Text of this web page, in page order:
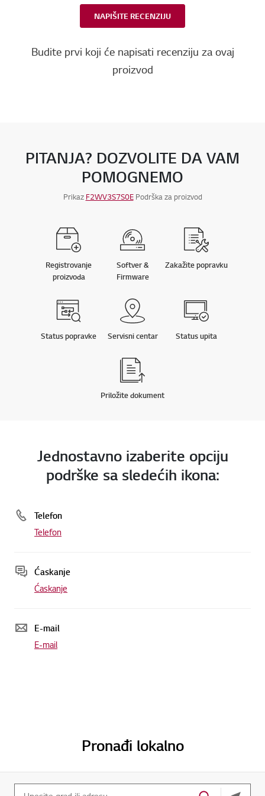
NAPIŠITE RECENZIJU
Budite prvi koji će napisati recenziju za ovaj
proizvod
PITANJA? DOZVOLITE DA VAM
POMOGNEMO
Prikaz F2WV3S7S0EPodrška za proizvod
Registrovanje
proizvoda
Softver &
Firmware
Zakažite popravku
Status popravke Servisni centar Status upita
Priložite dokument
Jednostavno izaberite opciju
podrške sa sledećih ikona:
Telefon
Telefon
Ćaskanje
Ćaskanje
E-mail
E-mail
Pronađi lokalno